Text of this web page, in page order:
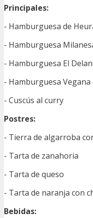
Principales:
- Hamburguesa de
- Hamburguesa
- Hamburguesa El
- Hamburguesa
- Cuscús al curry
Postres:
- Tierra de algarroba
- Tarta de zanahoria
- Tarta de queso
- Tarta de naranja con
Bebidas: